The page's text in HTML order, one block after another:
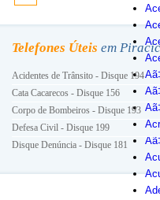
Telefones Úteis em
Acidentes de Trânsito - Disque 194
Cata Cacarecos - Disque 156
Corpo de Bombeiros - Disque 193
Defesa Civil - Disque 199
Disque Denúncia - Disque 181
Guarda Civil Municipal - Disque 153